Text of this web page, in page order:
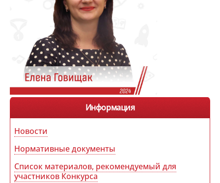
Информация
Новости
Нормативные документы
Список материалов, рекомендуемый для
участников Конкурса